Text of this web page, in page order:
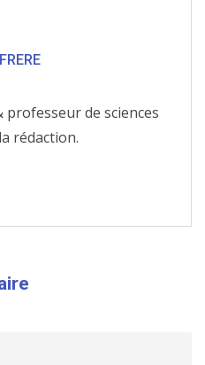
de sciences
rédaction.